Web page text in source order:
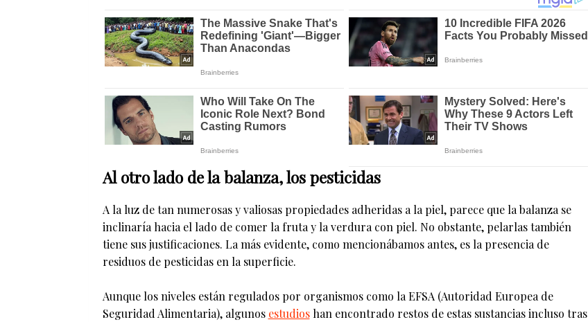
Al otro lado de la balanza, los pesticidas
A la luz de tan numerosas y valiosas propiedades adheridas a la piel, parece que la balanza se
inclinaría hacia el lado de comer la fruta y la verdura con piel. No obstante, pelarlas también
tiene sus justificaciones. La más evidente, como mencionábamos antes, es la presencia de
residuos de pesticidas en la superficie.
Aunque los niveles están regulados por organismos como la EFSA (Autoridad Europea de
Seguridad Alimentaria), algunos estudioshan encontrado restos de estas sustancias incluso tras